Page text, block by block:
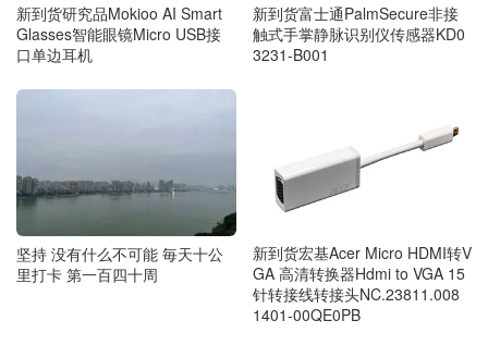
新到货研究品Mokioo AI Smart
Glasses智能眼镜Micro USB接
口单边耳机
新到货富士通PalmSecure非接
触式手掌静脉识别仪传感器KD0
3231-B001
坚持 没有什么不可能 毎天十公
里打卡 第一百四十周
新到货宏基Acer Micro HDMI转V
GA 高清转换器Hdmi to VGA 15
针转接线转接头NC.23811.008
1401-00QE0PB